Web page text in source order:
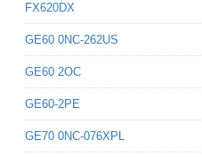
FX620DX
GE60 0NC-262US
GE60 2OC
GE60-2PE
GE70 0NC-076XPL